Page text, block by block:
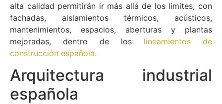
alta calidad permitirán ir más allá de los limites, con
fachadas, aislamientos térmicos, acústicos,
mantenimientos, espacios, aberturas y plantas
mejoradas, dentro de los lineamientos de
construcción española.
Arquitectura industrial
española